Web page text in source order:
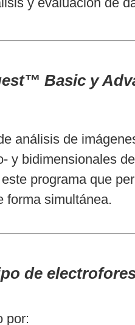
Basic y
análisis de
y bidimensionales
programa que
forma simultánea.
de
por: